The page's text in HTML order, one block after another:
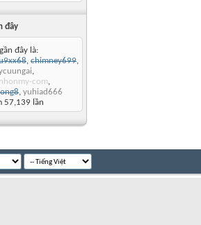
đây
đây là:
, chimney699,
,
nhonmy-com,
, yuhiad666
57,139 lần